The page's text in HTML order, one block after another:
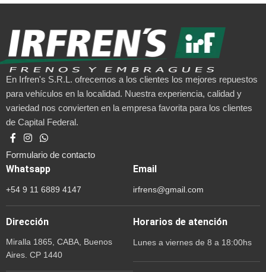
En Irfren's S.R.L. ofrecemos a los clientes los mejores repuestos
para vehículos en la localidad. Nuestra experiencia, calidad y
variedad nos convierten en la empresa favorita para los clientes
de Capital Federal.
Formulario de contacto
Whatsapp
+54 9 11 6889 4147
Email
irfrens@gmail.com
Dirección
Miralla 1865, CABA, Buenos
Aires. CP 1440
Horarios de atención
Lunes a viernes de 8 a 18:00hs